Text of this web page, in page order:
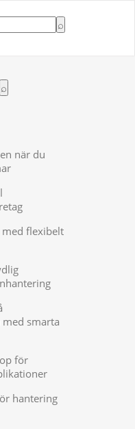
när du
flexibelt
smarta
för
hantering